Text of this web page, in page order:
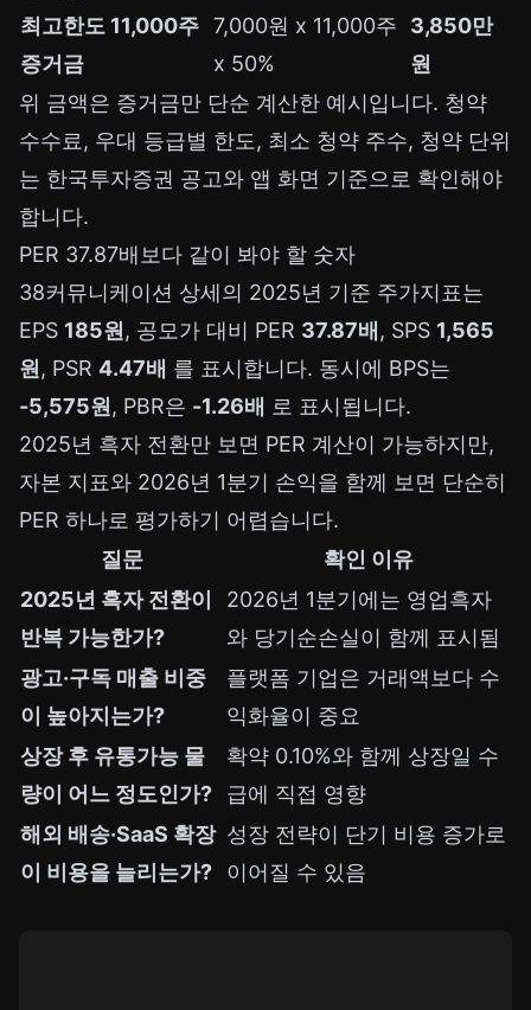
최고한도 11,000주
증거금
7,000원 x 11,000주
x 50%
3,850만
원
위 금액은 증거금만 단순 계산한 예시입니다. 청약
수수료, 우대 등급별 한도, 최소 청약 주수, 청약 단위
는 한국투자증권 공고와 앱 화면 기준으로 확인해야
합니다.
PER 37.87배보다 같이 봐야 할 숫자
38커뮤니케이션 상세의 2025년 기준 주가지표는
EPS 185원, 공모가 대비 PER 37.87배 , SPS 1,565
원, PSR 4.47배 를 표시합니다. 동시에 BPS는
-5,575원, PBR은 -1.26배 로 표시됩니다.
2025년 흑자 전환만 보면 PER 계산이 가능하지만,
자본 지표와 2026년 1분기 손익을 함께 보면 단순히
PER 하나로 평가하기 어렵습니다.
질문
확인 이유
2025년 흑자 전환이
반복 가능한가?
2026년 1분기에는 영업흑자
와 당기순손실이 함께 표시됨
광고·구독 매출 비중
이 높아지는가?
플랫폼 기업은 거래액보다 수
익화율이 중요
상장 후 유통가능 물
량이 어느 정도인가?
확약 0.10%와 함께 상장일 수
급에 직접 영향
해외 배송·SaaS 확장
이 비용을 늘리는가?
성장 전략이 단기 비용 증가로
이어질 수 있음